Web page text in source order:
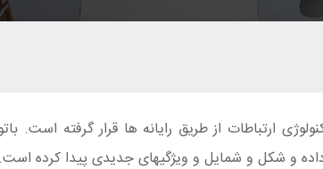
ارتباطات از طریق رایانه ها قرار گرفته
داده و شکل و شمایل و ویژگیهای جدیدی پیدا کرده است.